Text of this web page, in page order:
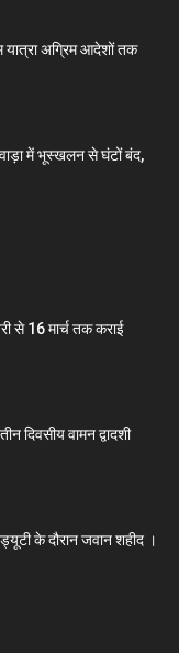
यात्रा अग्रिम आदेशों तक
में भूस्खलन से घंटों बंद,
से 16 मार्च तक कराई
दिवसीय वामन द्वादशी
के दौरान जवान शहीद ।